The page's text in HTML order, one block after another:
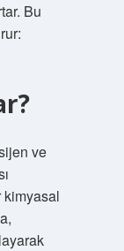
Bu
ve
kimyasal